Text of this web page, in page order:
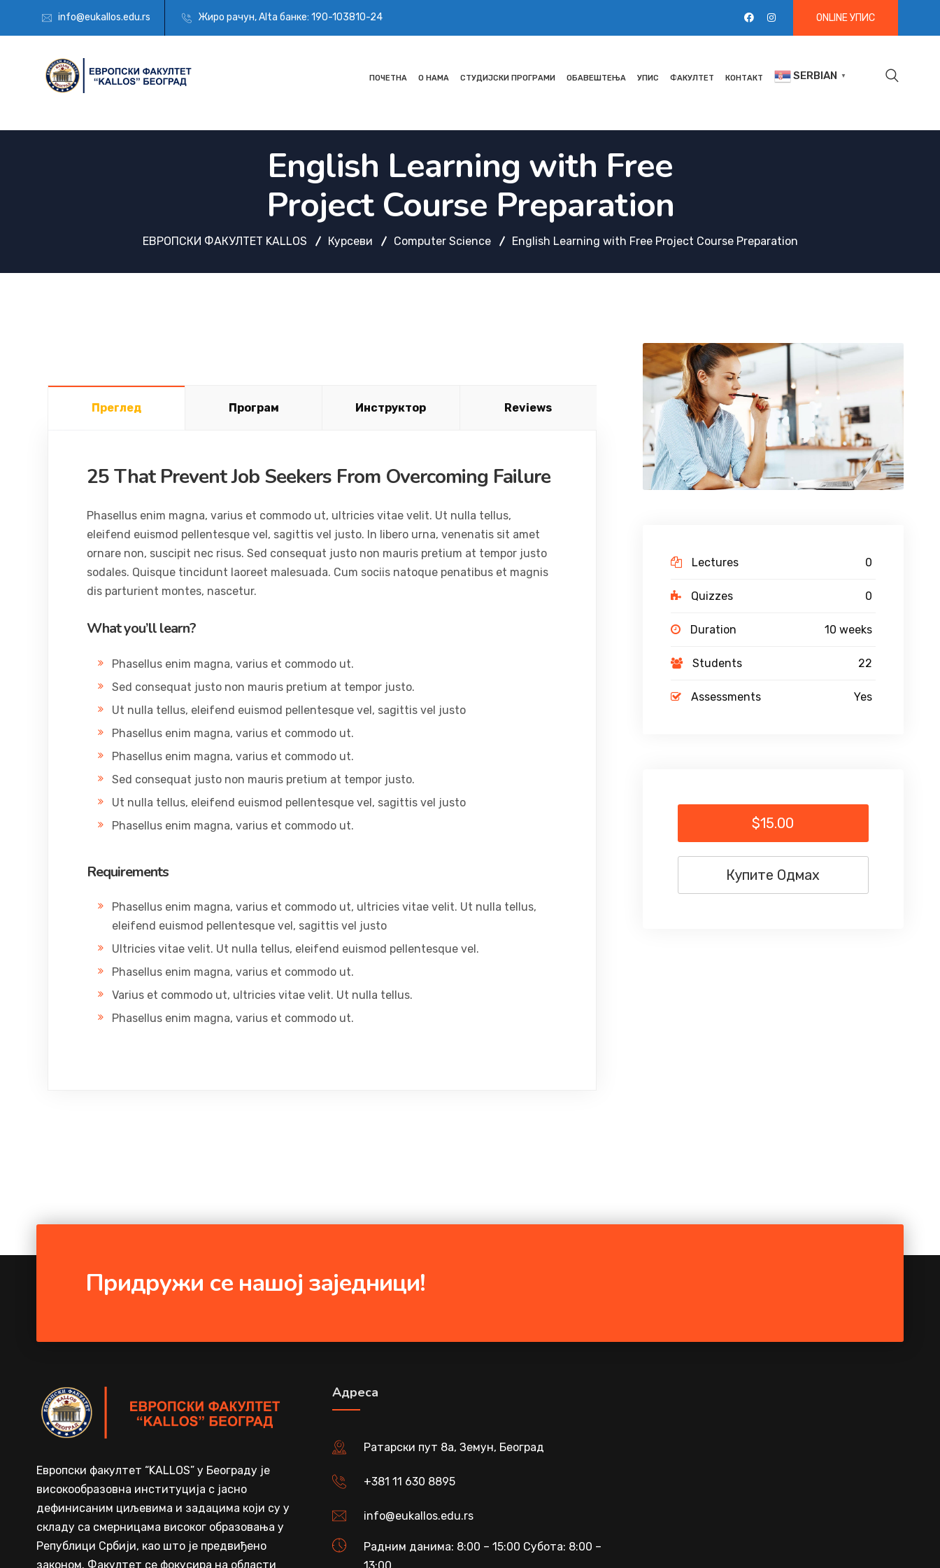
info@eukallos.edu.rs Жиро рачун, Alta банкe: 190-103810-24 ONLINE УПИС
ПОЧЕТНА О НАМА СТУДИЈСКИ ПРОГРАМИ ОБАВЕШТЕЊА УПИС ФАКУЛТЕТ КОНТАКТ SERBIAN ▼
English Learning with Free
Project Course Preparation
ЕВРОПСКИ ФАКУЛТЕТ KALLOS Курсеви Computer Science English Learning with Free Project Course Preparation
Преглед Програм Инструктор Reviews
25 That Prevent Job Seekers From Overcoming Failure
Phasellus enim magna, varius et commodo ut, ultricies vitae velit. Ut nulla tellus,
eleifend euismod pellentesque vel, sagittis vel justo. In libero urna, venenatis sit amet
ornare non, suscipit nec risus. Sed consequat justo non mauris pretium at tempor justo
sodales. Quisque tincidunt laoreet malesuada. Cum sociis natoque penatibus et magnis
dis parturient montes, nascetur.
What you’ll learn?
Phasellus enim magna, varius et commodo ut.
Sed consequat justo non mauris pretium at tempor justo.
Ut nulla tellus, eleifend euismod pellentesque vel, sagittis vel justo
Phasellus enim magna, varius et commodo ut.
Phasellus enim magna, varius et commodo ut.
Sed consequat justo non mauris pretium at tempor justo.
Ut nulla tellus, eleifend euismod pellentesque vel, sagittis vel justo
Phasellus enim magna, varius et commodo ut.
Requirements
Phasellus enim magna, varius et commodo ut, ultricies vitae velit. Ut nulla tellus,
eleifend euismod pellentesque vel, sagittis vel justo
Ultricies vitae velit. Ut nulla tellus, eleifend euismod pellentesque vel.
Phasellus enim magna, varius et commodo ut.
Varius et commodo ut, ultricies vitae velit. Ut nulla tellus.
Phasellus enim magna, varius et commodo ut.
Lectures 0
Quizzes 0
Duration 10 weeks
Students 22
Assessments Yes
$15.00
Купите Одмах
Придружи се нашој заједници!
Европски факултет “KALLOS” у Београду је
високообразовна институција с јасно
дефинисаним циљевима и задацима који су у
складу са смерницама високог образовања у
Републици Србији, као што је предвиђено
законом. Факултет се фокусира на области
Адреса
Ратарски пут 8а, Земун, Београд
+381 11 630 8895
info@eukallos.edu.rs
Радним данима: 8:00 – 15:00 Субота: 8:00 –